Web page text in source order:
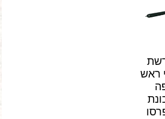
ראש